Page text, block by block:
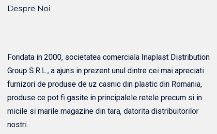
Despre Noi
Fondata in 2000, societatea comerciala Inaplast Distribution
Group S.R.L., a ajuns in prezent unul dintre cei mai apreciati
furnizori de produse de uz casnic din plastic din Romania,
produse ce pot fi gasite in principalele retele precum si in
micile si marile magazine din tara, datorita distribuitorilor
nostri.